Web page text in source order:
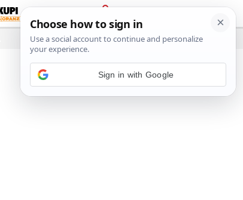
PRIJAVA
Sign in with Google